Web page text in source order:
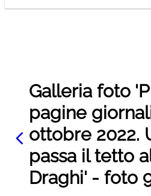
Galleria foto
pagine
ottobre 2022.
passa il tetto
Draghi' - foto